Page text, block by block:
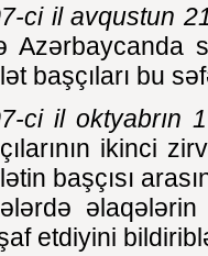
ci il avqustun
Azərbaycanda
başçıları bu
ci il oktyabrın
ikinci
başçısı
etdiyini